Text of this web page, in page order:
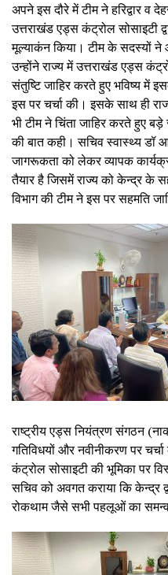
अपने इस दौरे में टीम ने हरिद्वार व
उत्तराखंड एड्स कंट्रोल सोसाइटी
मूल्याकंन किया। टीम के सदस्यों
उन्होंने राज्य में उत्तराखंड एड्स
संतुष्टि जाहिर करते हुए भविष्य में
इस पर चर्चा की। इसके साथ ही
भी टीम ने चिंता जाहिर करते हुए
की बात कही। सचिव स्वास्थ्य डॉ
जागरूकता को लेकर व्यापक
तैयार है जिसमें राज्य को केन्द्र के
विभाग की टीम ने इस पर सहमति
राष्ट्रीय एड्स नियंत्रण संगठन
गतिविधयों और नवीनीकरण पर
कंट्रोल सोसाइटी की भूमिका पर
सचिव को अवगत कराया कि केन्द्र
रोकथाम जैसे सभी पहलूओं का